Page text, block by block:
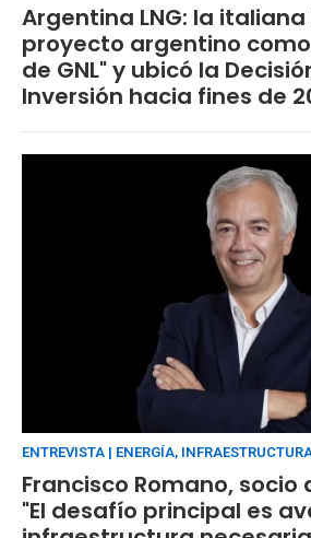
Argentina LNG: la
proyecto argentino
de GNL" y ubicó la
Inversión hacia fines de
ENTREVISTA | ENERGÍA,
Francisco Romano, socio
"El desafío principal es